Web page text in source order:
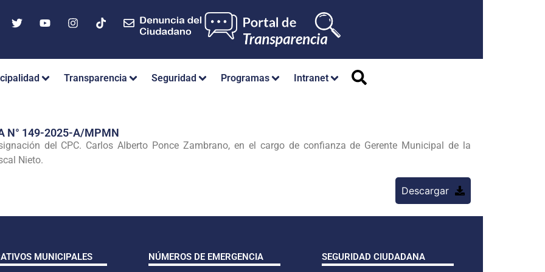
Transparencia Seguridad Programas Intranet
N° 149-2025-A/MPMN
del CPC. Carlos Alberto Ponce Zambrano, en el cargo de confianza de Gerente Municipal de la
Nieto.
Descargar
MUNICIPALES NÚMEROS DE EMERGENCIA SEGURIDAD CIUDADANA